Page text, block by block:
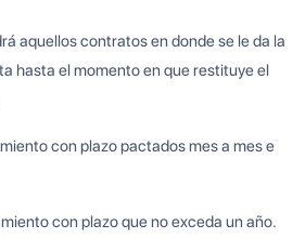
aquellos contratos en donde se le da la
hasta el momento en que restituye el
con plazo pactados mes a mes e
con plazo que no exceda un año.